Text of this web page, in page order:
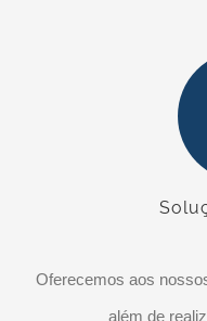
Oferecemos aos
além de